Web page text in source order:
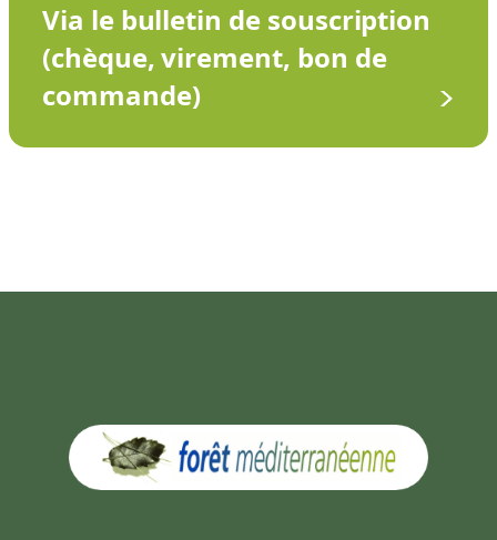
Via le bulletin de souscription
(chèque, virement, bon de
commande)